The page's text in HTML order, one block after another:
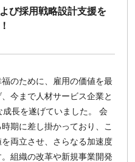
び採用戦略設計支援を
のために、雇用の価値を最
今まで人材サービス企業と
長を遂げていました。 会
期に差し掛かっており、こ
両立させ、さらなる加速度
組織の改革や新規事業開発